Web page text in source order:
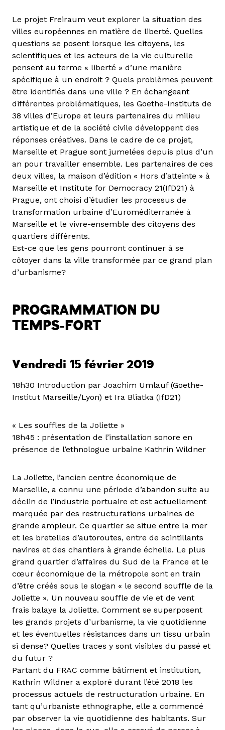
Le projet Freiraum veut explorer la situation des
villes européennes en matière de liberté. Quelles
questions se posent lorsque les citoyens, les
scientifiques et les acteurs de la vie culturelle
pensent au terme « liberté » d’une manière
spécifique à un endroit ? Quels problèmes peuvent
être identifiés dans une ville ? En échangeant
différentes problématiques, les Goethe-Instituts de
38 villes d’Europe et leurs partenaires du milieu
artistique et de la société civile développent des
réponses créatives. Dans le cadre de ce projet,
Marseille et Prague sont jumelées depuis plus d’un
an pour travailler ensemble. Les partenaires de ces
deux villes, la maison d’édition « Hors d’atteinte » à
Marseille et Institute for Democracy 21(IfD21) à
Prague, ont choisi d’étudier les processus de
transformation urbaine d’Euroméditerranée à
Marseille et le vivre-ensemble des citoyens des
quartiers différents.
Est-ce que les gens pourront continuer à se
côtoyer dans la ville transformée par ce grand plan
d’urbanisme?
PROGRAMMATION DU
TEMPS-FORT
Vendredi 15 février 2019
18h30 Introduction par Joachim Umlauf (Goethe-
Institut Marseille/Lyon) et Ira Bliatka (IfD21)
« Les souffles de la Joliette »
18h45 : présentation de l’installation sonore en
présence de l’ethnologue urbaine Kathrin Wildner
La Joliette, l’ancien centre économique de
Marseille, a connu une période d’abandon suite au
déclin de l’industrie portuaire et est actuellement
marquée par des restructurations urbaines de
grande ampleur. Ce quartier se situe entre la mer
et les bretelles d’autoroutes, entre de scintillants
navires et des chantiers à grande échelle. Le plus
grand quartier d’affaires du Sud de la France et le
cœur économique de la métropole sont en train
d’être créés sous le slogan « le second souffle de la
Joliette ». Un nouveau souffle de vie et de vent
frais balaye la Joliette. Comment se superposent
les grands projets d’urbanisme, la vie quotidienne
et les éventuelles résistances dans un tissu urbain
si dense? Quelles traces y sont visibles du passé et
du futur ?
Partant du FRAC comme bâtiment et institution,
Kathrin Wildner a exploré durant l’été 2018 les
processus actuels de restructuration urbaine. En
tant qu’urbaniste ethnographe, elle a commencé
par observer la vie quotidienne des habitants. Sur